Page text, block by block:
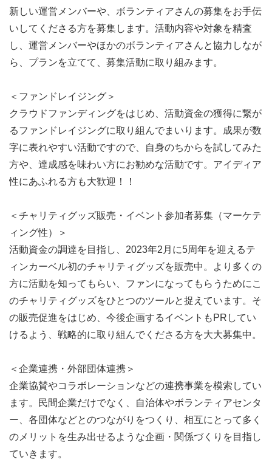
新しい運営メンバーや、ボランティアさんの募集をお手伝
いしてくださる方を募集します。活動内容や対象を精査
し、運営メンバーやほかのボランティアさんと協力しなが
ら、プランを立てて、募集活動に取り組みます。
＜ファンドレイジング＞
クラウドファンディングをはじめ、活動資金の獲得に繋が
るファンドレイジングに取り組んでまいります。成果が数
字に表れやすい活動ですので、自身のちからを試してみた
方や、達成感を味わい方にお勧めな活動です。アイディア
性にあふれる方も大歓迎！！
＜チャリティグッズ販売・イベント参加者募集（マーケテ
ィング性）＞
活動資金の調達を目指し、2023年2月に5周年を迎えるテ
ィンカーベル初のチャリティグッズを販売中。より多くの
方に活動を知ってもらい、ファンになってもらうためにこ
のチャリティグッズをひとつのツールと捉えています。そ
の販売促進をはじめ、今後企画するイベントもPRしてい
けるよう、戦略的に取り組んでくださる方を大大募集中。
＜企業連携・外部団体連携＞
企業協賛やコラボレーションなどの連携事業を模索してい
ます。民間企業だけでなく、自治体やボランティアセンタ
ー、各団体などとのつながりをつくり、相互にとって多く
のメリットを生み出せるような企画・関係づくりを目指し
ていきます。